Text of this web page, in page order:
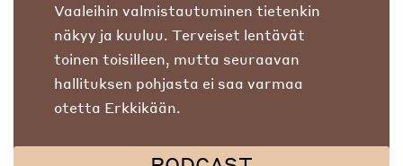
Vaaleihin valmistautuminen tietenkin
näkyy ja kuuluu. Terveiset lentävät
toinen toisilleen, mutta seuraavan
hallituksen pohjasta ei saa varmaa
otetta Erkkikään.